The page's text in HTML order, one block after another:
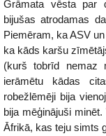
Grāmata vēsta par
bijušas atrodamas
Piemēram, ka ASV
ka kāds karšu
(kurš tobrīd nemaz
ierāmētu kādas
robežlēmēji bija
bija mēģinājuši
Āfrikā, kas teju simts